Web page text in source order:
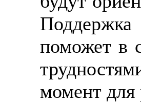
поможет в
момент для